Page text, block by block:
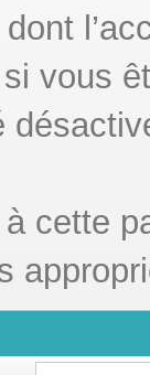
dont
vous
cette